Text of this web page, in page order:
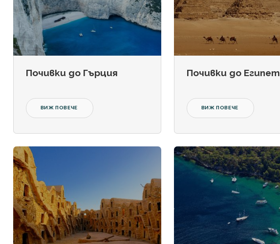
Почивки до Гърция
ВИЖ ПОВЕЧЕ
Почивки до Египет
ВИЖ ПОВЕЧЕ